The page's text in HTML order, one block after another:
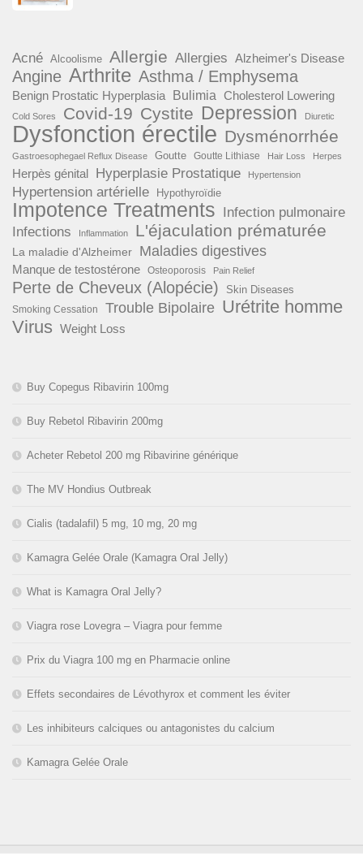
Acné Alcoolisme Allergie Allergies Alzheimer's Disease
Angine Arthrite Asthma / Emphysema
Benign Prostatic Hyperplasia Bulimia Cholesterol Lowering
Cold Sores Covid-19 Cystite Depression Diuretic
Dysfonction érectile Dysménorrhée
Gastroesophegael Reflux Disease Goutte Goutte Lithiase Hair Loss Herpes
Herpès génital Hyperplasie Prostatique Hypertension
Hypertension artérielle Hypothyroïdie
Impotence Treatments
Infection pulmonaire
Infections
Inflammation L'éjaculation prématurée
La maladie d'Alzheimer Maladies digestives
Manque de testostérone Osteoporosis Pain Relief
Perte de Cheveux (Alopécie) Skin Diseases
Smoking Cessation Trouble Bipolaire Urétrite homme
Virus Weight Loss
Buy Copegus Ribavirin 100mg
Buy Rebetol Ribavirin 200mg
Acheter Rebetol 200 mg Ribavirine générique
The MV Hondius Outbreak
Cialis (tadalafil) 5 mg, 10 mg, 20 mg
Kamagra Gelée Orale (Kamagra Oral Jelly)
What is Kamagra Oral Jelly?
Viagra rose Lovegra – Viagra pour femme
Prix du Viagra 100 mg en Pharmacie online
Effets secondaires de Lévothyrox et comment les éviter
Les inhibiteurs calciques ou antagonistes du calcium
Kamagra Gelée Orale